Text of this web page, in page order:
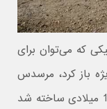
که می‌توان برای
باز کرد، مرسدس
بنز W123 است. این خودرو که در سال 1975 میلادی ساخته شد